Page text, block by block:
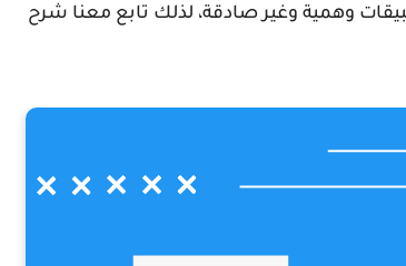
وهمية وغير صادقة، لذلك تابع معنا شرح